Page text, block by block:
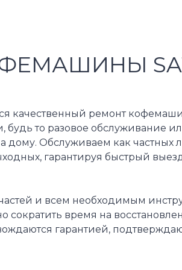
качественный ремонт
то разовое обслуживание
Обслуживаем как частных
гарантируя быстрый
и всем необходимым
сократить время на
гарантией,